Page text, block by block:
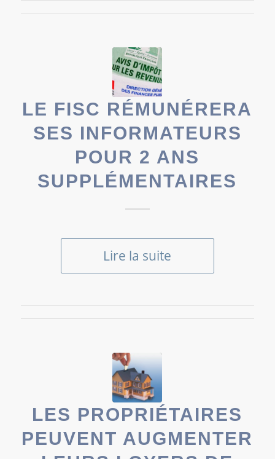
LE FISC RÉMUNÉRERA
SES INFORMATEURS
POUR 2 ANS
SUPPLÉMENTAIRES
Lire la suite
LES PROPRIÉTAIRES
PEUVENT AUGMENTER